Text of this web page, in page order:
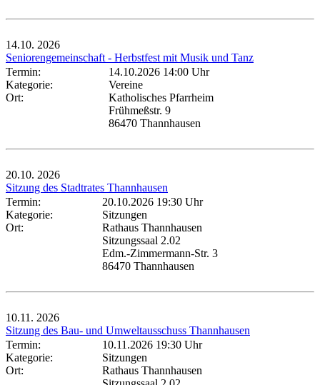
14.10. 2026
Seniorengemeinschaft - Herbstfest mit Musik und Tanz
Termin:
14.10.2026 14:00 Uhr
Kategorie:
Vereine
Ort:
Katholisches Pfarrheim
Frühmeßstr. 9
86470 Thannhausen
20.10. 2026
Sitzung des Stadtrates Thannhausen
Termin:
20.10.2026 19:30 Uhr
Kategorie:
Sitzungen
Ort:
Rathaus Thannhausen
Sitzungssaal 2.02
Edm.-Zimmermann-Str. 3
86470 Thannhausen
10.11. 2026
Sitzung des Bau- und Umweltausschuss Thannhausen
Termin:
10.11.2026 19:30 Uhr
Kategorie:
Sitzungen
Ort:
Rathaus Thannhausen